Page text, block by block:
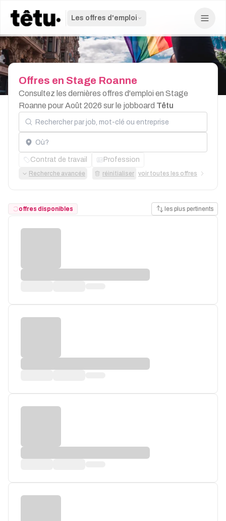
Les offres d'emploi
Offres en Stage Roanne
Consultez les dernières offres d'emploi en Stage
Roanne pour Août 2026 sur le jobboard Têtu
Rechercher par job, mot-clé ou entreprise
Localisation
Contrat de travail Profession
Recherche avancée réinitialiser voir toutes les offres
offres disponibles les plus pertinents